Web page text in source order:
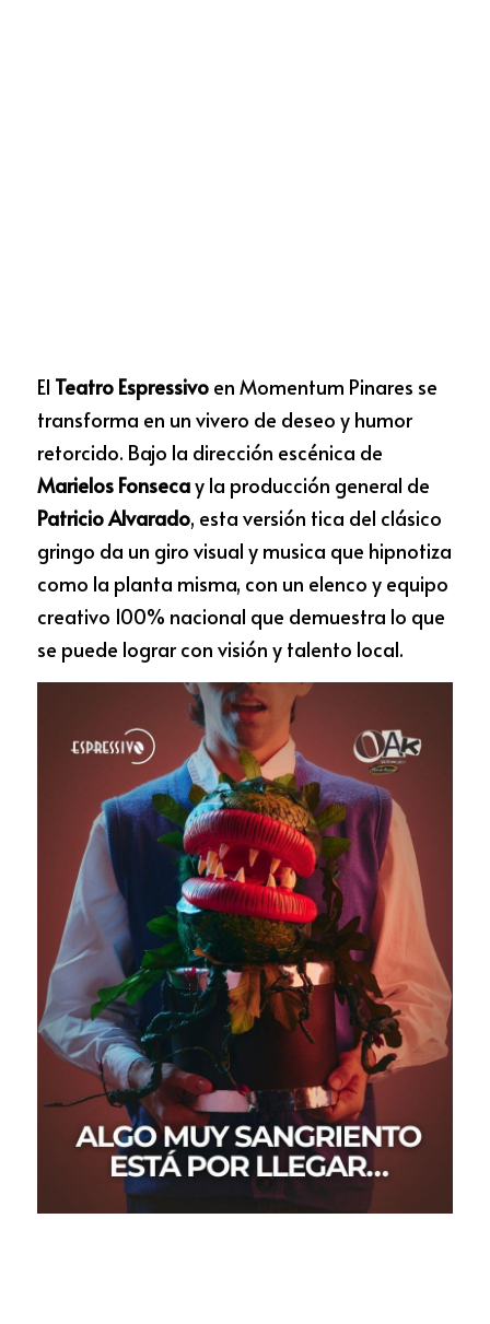
El Teatro Espressivo en Momentum Pinares se
transforma en un vivero de deseo y humor
Marielos Fonseca
Patricio Alvarado, esta versión tica del clásico
gringo da un giro visual y musica que hipnotiza
como la planta misma, con un elenco y equipo
creativo 100% nacional que demuestra lo que
se puede lograr con visión y talento local.